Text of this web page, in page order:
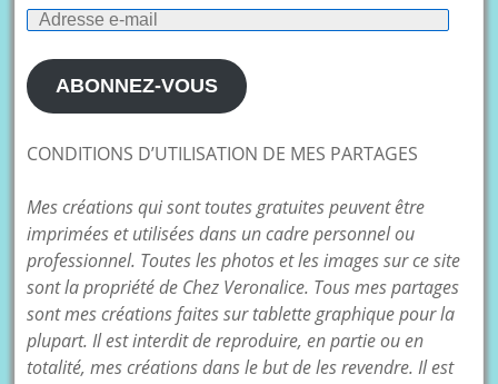
Adresse
mail
ABONNEZ-VOUS
CONDITIONS D’UTILISATION DE MES PARTAGES
Mes créations qui sont toutes gratuites peuvent être
imprimées et utilisées dans un cadre personnel ou
professionnel. Toutes les photos et les images sur ce site
sont la propriété de Chez Veronalice. Tous mes partages
sont mes créations faites sur tablette graphique pour la
plupart. Il est interdit de reproduire, en partie ou en
totalité, mes créations dans le but de les revendre. Il est